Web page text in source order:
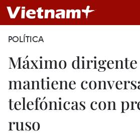
POLÍTICA
Máximo
mantiene
telefónicas con
ruso